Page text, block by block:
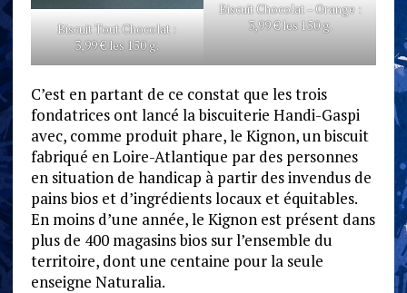
Biscuit Tout Chocolat :
3,99 € les 150 g.
Biscuit Chocolat – Orange :
3,99 € les 150 g.
C’est en partant de ce constat que les trois
fondatrices ont lancé la biscuiterie Handi-Gaspi
avec, comme produit phare, le Kignon, un biscuit
fabriqué en Loire-Atlantique par des personnes
en situation de handicap à partir des invendus de
pains bios et d’ingrédients locaux et équitables.
En moins d’une année, le Kignon est présent dans
plus de 400 magasins bios sur l’ensemble du
territoire, dont une centaine pour la seule
enseigne Naturalia.